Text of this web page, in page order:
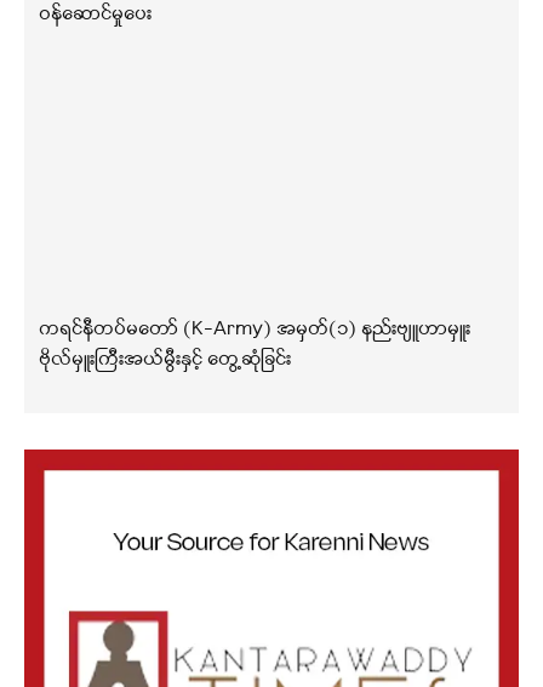
ဝန်ဆောင်မှုပေး
ကရင်နီတပ်မတော် (K-Army) အမှတ်(၁) နည်းဗျူဟာမှူး
ဗိုလ်မှူးကြီးအယ်မွီးနှင့် တွေ့ဆုံခြင်း